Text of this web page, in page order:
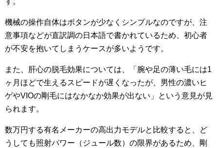
機械の操作自体はボタンが少なくシンプルなのですが、注
意事項などが直訳調の日本語で書かれているため、初心者
が不安を抱いてしまうケースが多いようです。
また、肝心の脱毛効果については、「腕や足の薄い毛には1
ヶ月ほどで生えるスピードが遅くなったが、男性の濃いヒ
ゲやVIOの剛毛にはなかなか効果が出ない」という意見が見
られます。
数万円する有名メーカーの高出力モデルと比較すると、ど
うしても照射パワー（ジュール数）の限界があるため、剛